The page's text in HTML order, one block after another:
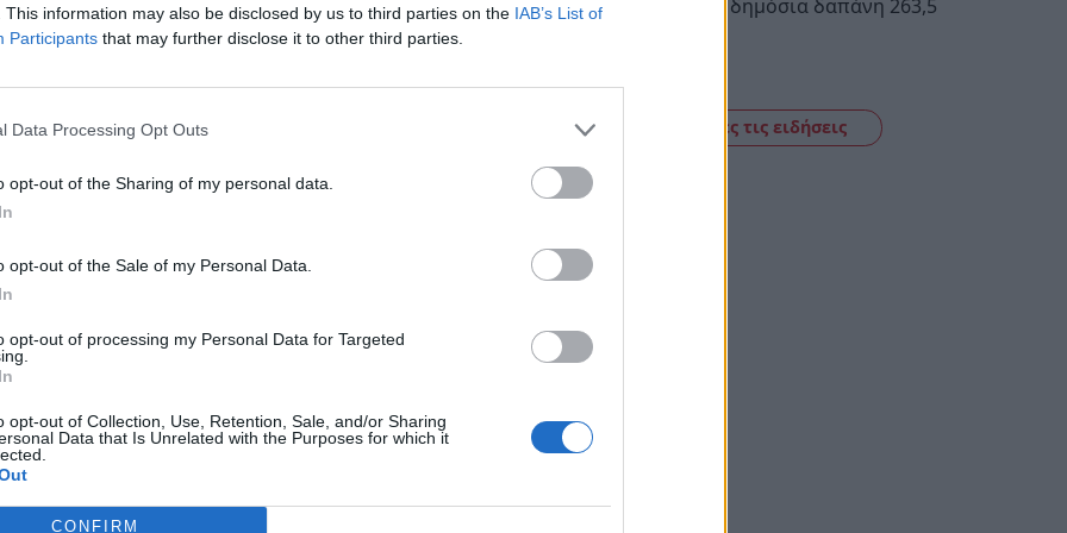
This information may also be disclosed by us to third parties on the IAB’s List of
Participants that may further disclose it to other third parties.
Data Processing Opt Outs
opt-out of the Sharing of my personal data.
opt-out of the Sale of my Personal Data.
opt-out of processing my Personal Data for Targeted
opt-out of Collection, Use, Retention, Sale, and/or Sharing
Data that Is Unrelated with the Purposes for which it
CONFIRM
οδηγό δικύκλου στη
10:18
ΒΙΟΜΕΚ ΒΛΑΧΑΚΗΣ σε Σπάρτη
05/08/2026 11:34
Απόφαση με δημόσια δαπάνη 263,5
Δείτε όλες τις ειδήσεις